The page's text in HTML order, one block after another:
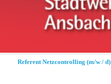
Referent Netzcontrolling (m/w / d)